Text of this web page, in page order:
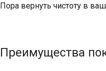
Пора вернуть чистоту в
Преимущества